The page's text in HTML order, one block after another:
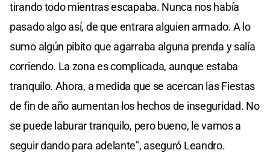
tirando todo mientras escapaba. Nunca nos había
pasado algo así, de que entrara alguien armado. A lo
sumo algún pibito que agarraba alguna prenda y salía
corriendo. La zona es complicada, aunque estaba
tranquilo. Ahora, a medida que se acercan las Fiestas
de fin de año aumentan los hechos de inseguridad. No
se puede laburar tranquilo, pero bueno, le vamos a
seguir dando para adelante", aseguró Leandro.